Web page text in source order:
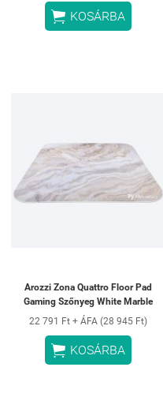
 KOSÁRBA
Arozzi Zona Quattro Floor Pad
Gaming Szőnyeg White Marble
22 791 Ft + ÁFA (28 945 Ft)
 KOSÁRBA